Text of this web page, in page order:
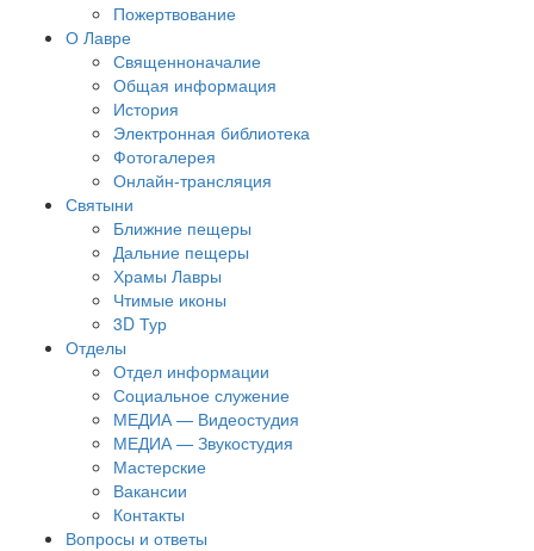
Пожертвование
О Лавре
Священноначалие
Общая информация
История
Электронная библиотека
Фотогалерея
Онлайн-трансляция
Святыни
Ближние пещеры
Дальние пещеры
Храмы Лавры
Чтимые иконы
3D Тур
Отделы
Отдел информации
Социальное служение
МЕДИА — Видеостудия
МЕДИА — Звукостудия
Мастерские
Вакансии
Контакты
Вопросы и ответы